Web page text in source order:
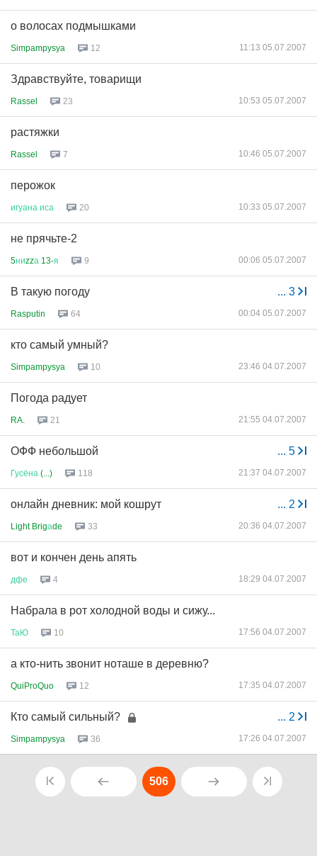
о волосах подмышками
Simpampysya 12 11:13 05.07.2007
Здравствуйте, товарищи
Rassel 23 10:53 05.07.2007
растяжки
Rassel 7 10:46 05.07.2007
перожок
игуана иса 20 10:33 05.07.2007
не прячьте-2
5ниzzа 13-я 9 00:06 05.07.2007
... 3
В такую погоду
Rasputin 64 00:04 05.07.2007
кто самый умный?
Simpampysya 10 23:46 04.07.2007
Погода радует
RA. 21 21:55 04.07.2007
... 5
ОФФ небольшой
Гусёна (...) 118 21:37 04.07.2007
... 2
онлайн дневник: мой кошрут
Light Brigаde 33 20:36 04.07.2007
вот и кончен день апять
дфе 4 18:29 04.07.2007
Набрала в рот холодной воды и сижу...
ТаЮ 10 17:56 04.07.2007
а кто-нить звонит ноташе в деревню?
QuiProQuo 12 17:35 04.07.2007
... 2
Кто самый сильный?
Simpampysya 36 17:26 04.07.2007
506